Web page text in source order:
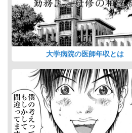
大学病院の医師年収とは